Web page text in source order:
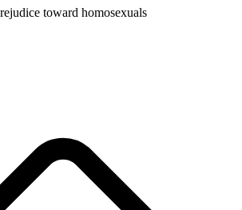
toward homosexuals